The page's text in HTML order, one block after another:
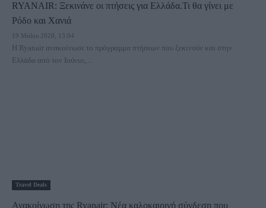
RYANAIR: Ξεκινάνε οι πτήσεις για Ελλάδα.Τι θα γίνει με
Ρόδο και Χανιά
19 Μαΐου 2020, 13:04
H Ryanair ανακοίνωσε το πρόγραμμα πτήσεων που ξεκινούν και στην
Ελλάδα από τον Ιούνιο,...
Travel Deals
Ανακοίνωση της Ryanair: Νέα καλοκαιρινή σύνδεση που